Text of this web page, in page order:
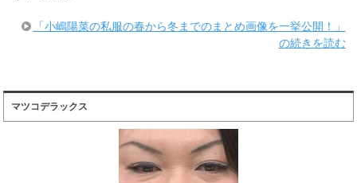
「小嶋陽菜の私服の春から冬までのまとめ画像を一挙公開！」
の続きを読む
マツコデラックス